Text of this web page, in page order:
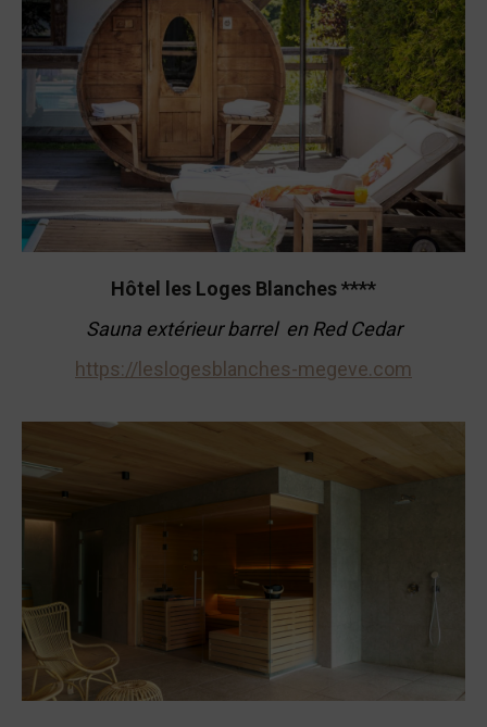
Hôtel les Loges Blanches ****
Sauna extérieurbarrel en Red Cedar
https://leslogesblanches-megeve.com